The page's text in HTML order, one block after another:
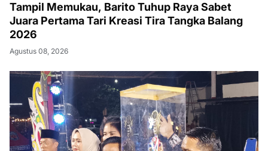
Tampil Memukau, Barito Tuhup Raya Sabet
Juara Pertama Tari Kreasi Tira Tangka Balang
2026
Agustus 08, 2026